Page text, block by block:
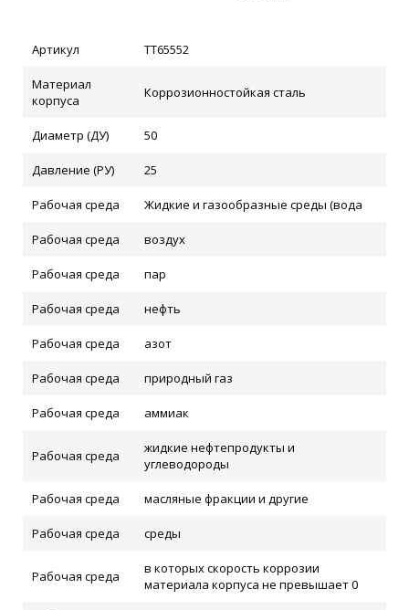
Артикул ТТ65552
Материал
корпуса
Коррозионностойкая сталь
Диаметр (ДУ) 50
Давление (РУ) 25
Рабочая среда Жидкие и газообразные среды (вода
Рабочая среда воздух
Рабочая среда пар
Рабочая среда нефть
Рабочая среда азот
Рабочая среда природный газ
Рабочая среда аммиак
Рабочая среда
жидкие нефтепродукты и
углеводороды
Рабочая среда масляные фракции и другие
Рабочая среда среды
Рабочая среда
в которых скорость коррозии
материала корпуса не превышает 0